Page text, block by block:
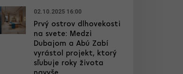
02.10.2025 16:00
Prvý ostrov dlhovekosti
na svete: Medzi
Dubajom a Abú Zabí
vyrástol projekt, ktorý
sľubuje roky života